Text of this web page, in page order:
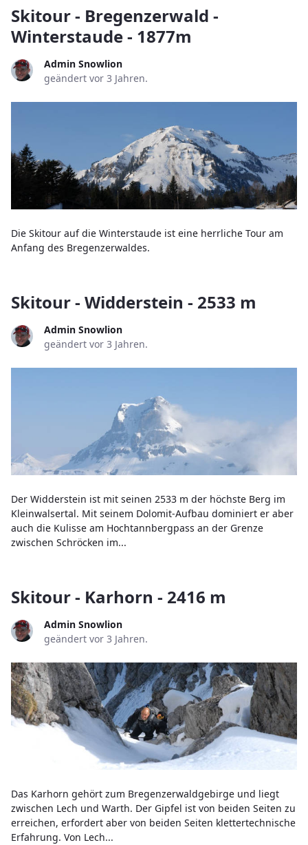
Skitour - Bregenzerwald -
Winterstaude - 1877m
Admin Snowlion
geändert vor 3 Jahren.
Die Skitour auf die Winterstaude ist eine herrliche Tour am
Anfang des Bregenzerwaldes.
Skitour - Widderstein - 2533 m
Admin Snowlion
geändert vor 3 Jahren.
Der Widderstein ist mit seinen 2533 m der höchste Berg im
Kleinwalsertal. Mit seinem Dolomit-Aufbau dominiert er aber
auch die Kulisse am Hochtannbergpass an der Grenze
zwischen Schröcken im...
Skitour - Karhorn - 2416 m
Admin Snowlion
geändert vor 3 Jahren.
Das Karhorn gehört zum Bregenzerwaldgebirge und liegt
zwischen Lech und Warth. Der Gipfel ist von beiden Seiten zu
erreichen, erfordert aber von beiden Seiten klettertechnische
Erfahrung. Von Lech...